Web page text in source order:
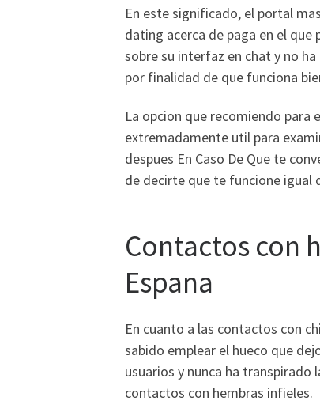
En este significado, el portal
dating acerca de paga en el
sobre su interfaz en chat y no
por finalidad de que funciona
La opcion que recomiendo para
extremadamente util para
despues En Caso De Que te
de decirte que te funcione igual
Contactos con
Espana
En cuanto a las contactos con
sabido emplear el hueco que
usuarios y nunca ha
contactos con hembras infieles.